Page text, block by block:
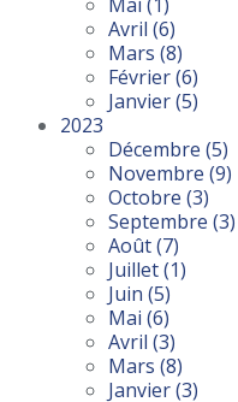
Avril (6)
Mars (8)
Février(6)
Janvier(5)
2023
Décembre (5)
Novembre (9)
Octobre (3)
Septembre (3)
Août(7)
Juillet(1)
Juin (5)
Mai (6)
Avril (3)
Mars (8)
Janvier(3)